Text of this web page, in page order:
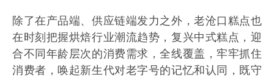
除了在产品端、供应链端发力之外，老沧口糕点也
在时刻把握烘焙行业潮流趋势，复兴中式糕点，迎
合不同年龄层次的消费需求，全线覆盖，牢牢抓住
消费者，唤起新生代对老字号的记忆和认同，既守